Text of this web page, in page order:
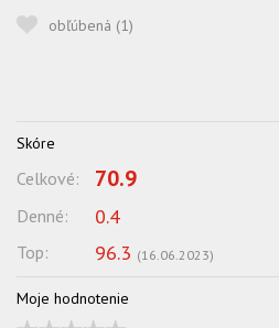
obľúbená (1)
Skóre
Celkové: 70.9
Denné: 0.4
Top: 96.3 (16.06.2023)
Moje hodnotenie